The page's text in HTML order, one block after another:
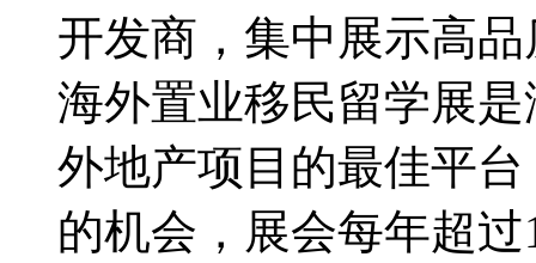
开发商，集中展示高
海外置业移民留学展
外地产项目的最佳平
的机会，展会每年超